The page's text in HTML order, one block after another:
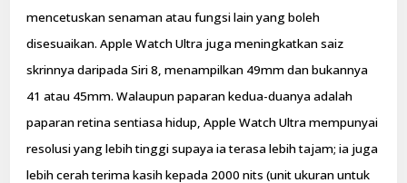
mencetuskan senaman atau fungsi lain yang boleh
disesuaikan. Apple Watch Ultra juga meningkatkan saiz
skrinnya daripada Siri 8, menampilkan 49mm dan bukannya
41 atau 45mm. Walaupun paparan kedua-duanya adalah
paparan retina sentiasa hidup, Apple Watch Ultra mempunyai
resolusi yang lebih tinggi supaya ia terasa lebih tajam; ia juga
lebih cerah terima kasih kepada 2000 nits (unit ukuran untuk